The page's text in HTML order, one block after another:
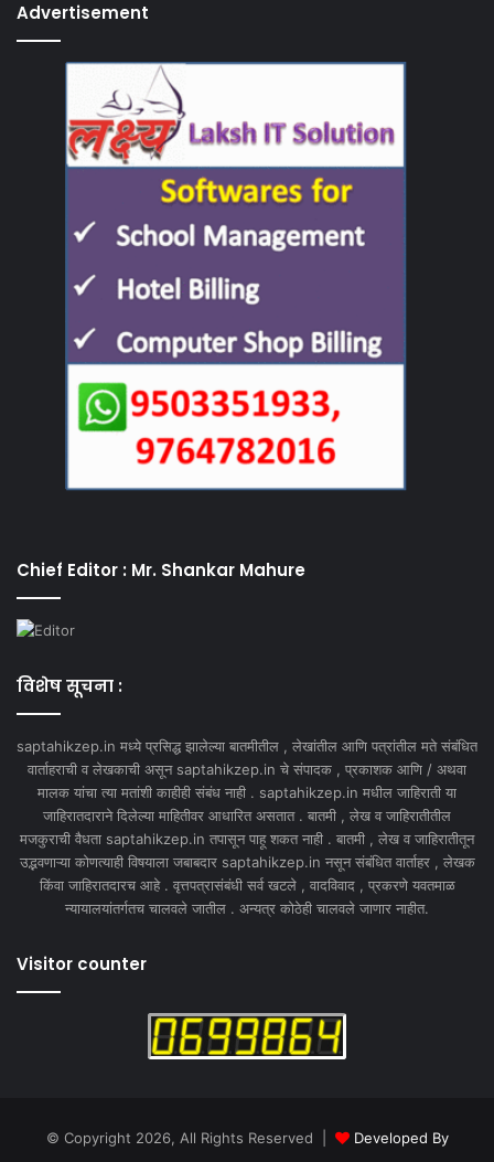
Advertisement
Chief Editor : Mr. Shankar Mahure
विशेष सूचना :
saptahikzep.in मध्ये प्रसिद्ध झालेल्या बातमीतील , लेखांतील आणि पत्रांतील मते संबंधित
वार्ताहराची व लेखकाची असून saptahikzep.in चे संपादक , प्रकाशक आणि / अथवा
मालक यांचा त्या मतांशी काहीही संबंध नाही . saptahikzep.in मधील जाहिराती या
जाहिरातदाराने दिलेल्या माहितीवर आधारित असतात . बातमी , लेख व जाहिरातीतील
मजकुराची वैधता saptahikzep.in तपासून पाहू शकत नाही . बातमी , लेख व जाहिरातीतून
उद्भवणाऱ्या कोणत्याही विषयाला जबाबदार saptahikzep.in नसून संबंधित वार्ताहर , लेखक
किंवा जाहिरातदारच आहे . वृत्तपत्रासंबंधी सर्व खटले , वादविवाद , प्रकरणे यवतमाळ
न्यायालयांतर्गतच चालवले जातील . अन्यत्र कोठेही चालवले जाणार नाहीत.
Visitor counter
© Copyright 2026, All Rights Reserved | Developed By